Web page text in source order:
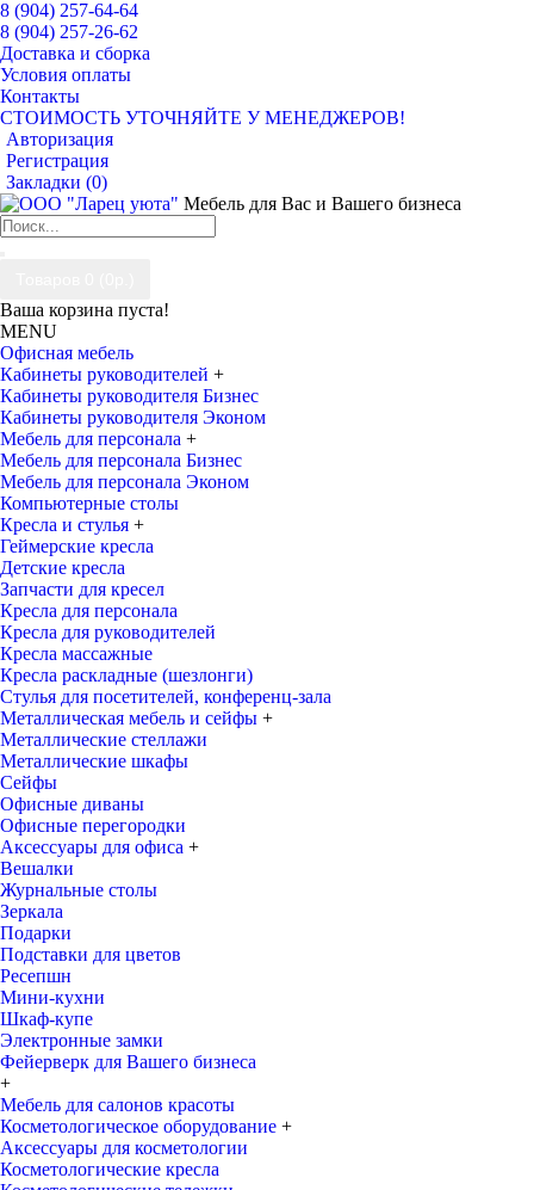
8 (904) 257-64-64
8 (904) 257-26-62
Доставка и сборка
Условия оплаты
Контакты
СТОИМОСТЬ УТОЧНЯЙТЕ У МЕНЕДЖЕРОВ!
Авторизация
Регистрация
Закладки (0)
Мебель для Вас и Вашего бизнеса
Ваша корзина пуста!
MENU
Офисная мебель
Кабинеты руководителей +
Кабинеты руководителя Бизнес
Кабинеты руководителя Эконом
Мебель для персонала +
Мебель для персонала Бизнес
Мебель для персонала Эконом
Компьютерные столы
Кресла и стулья +
Геймерские кресла
Детские кресла
Запчасти для кресел
Кресла для персонала
Кресла для руководителей
Кресла массажные
Кресла раскладные (шезлонги)
Стулья для посетителей, конференц-зала
Металлическая мебель и сейфы +
Металлические стеллажи
Металлические шкафы
Сейфы
Офисные диваны
Офисные перегородки
Аксессуары для офиса +
Вешалки
Журнальные столы
Зеркала
Подарки
Подставки для цветов
Ресепшн
Мини-кухни
Шкаф-купе
Электронные замки
Фейерверк для Вашего бизнеса
+
Мебель для салонов красоты
Косметологическое оборудование +
Аксессуары для косметологии
Косметологические кресла